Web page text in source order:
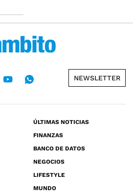
NEWSLETTER
ÚLTIMAS NOTICIAS
FINANZAS
BANCO DE DATOS
NEGOCIOS
LIFESTYLE
MUNDO